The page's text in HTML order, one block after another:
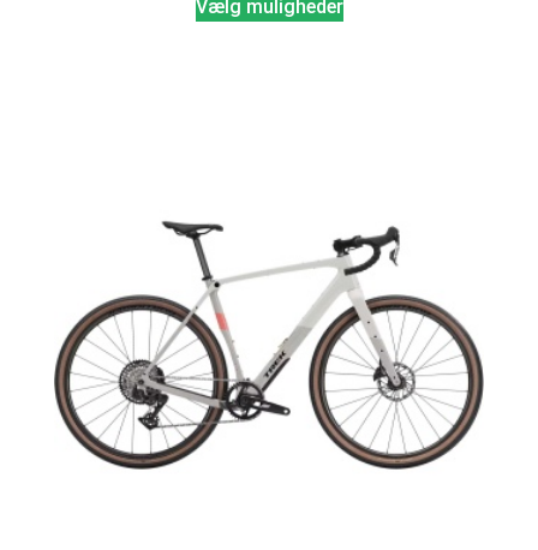
Vælg muligheder